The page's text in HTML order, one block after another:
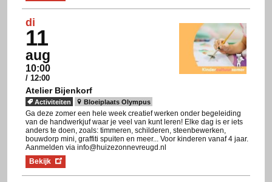
di
11
aug
10:00
/ 12:00
Atelier Bijenkorf
Activiteiten Bloeiplaats Olympus
Ga deze zomer een hele week creatief werken onder begeleiding
van de handwerkjuf waar je veel van kunt leren! Elke dag is er iets
anders te doen, zoals: timmeren, schilderen, steenbewerken,
bouwdorp mini, graffiti spuiten en meer... Voor kinderen vanaf 4 jaar.
Aanmelden via info@huizezonnevreugd.nl
Bekijk